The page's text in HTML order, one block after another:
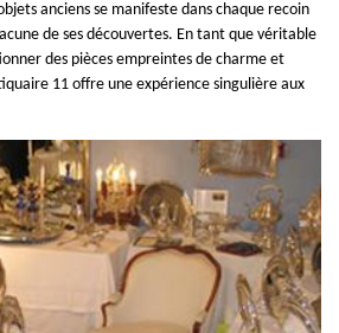
anciens se manifeste dans chaque recoin
de ses découvertes. En tant que véritable
des pièces empreintes de charme et
11 offre une expérience singulière aux